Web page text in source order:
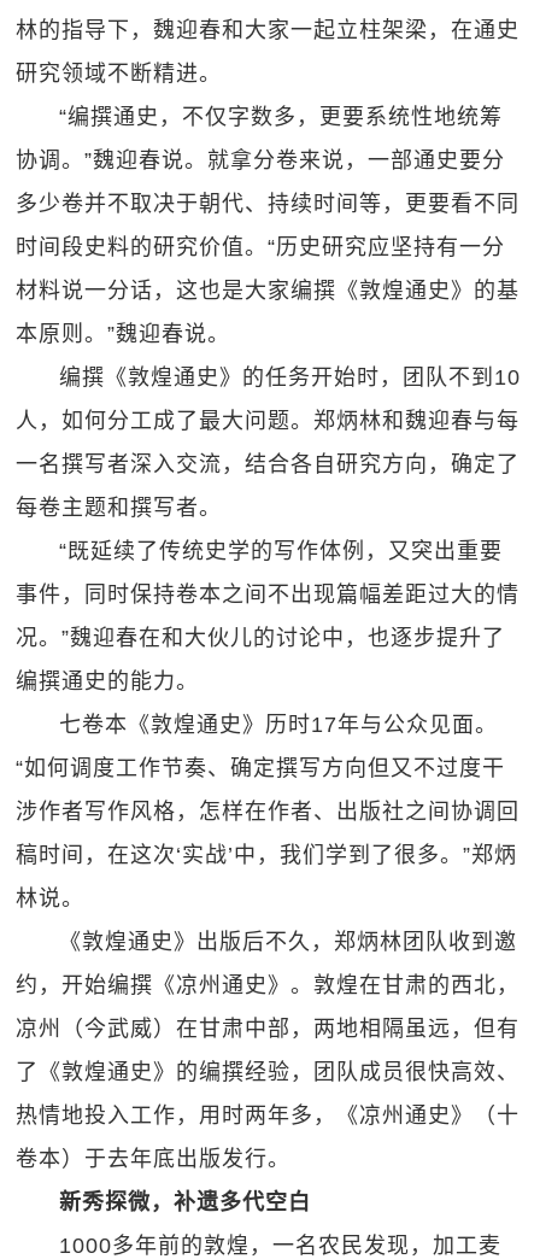
林的指导下，魏迎春和大家一起立柱架梁，在通史
研究领域不断精进。
“编撰通史，不仅字数多，更要系统性地统筹
协调。”魏迎春说。就拿分卷来说，一部通史要分
多少卷并不取决于朝代、持续时间等，更要看不同
时间段史料的研究价值。“历史研究应坚持有一分
材料说一分话，这也是大家编撰《敦煌通史》的基
本原则。”魏迎春说。
编撰《敦煌通史》的任务开始时，团队不到10
人，如何分工成了最大问题。郑炳林和魏迎春与每
一名撰写者深入交流，结合各自研究方向，确定了
每卷主题和撰写者。
“既延续了传统史学的写作体例，又突出重要
事件，同时保持卷本之间不出现篇幅差距过大的情
况。”魏迎春在和大伙儿的讨论中，也逐步提升了
编撰通史的能力。
七卷本《敦煌通史》历时17年与公众见面。
“如何调度工作节奏、确定撰写方向但又不过度干
涉作者写作风格，怎样在作者、出版社之间协调回
稿时间，在这次‘实战’中，我们学到了很多。”郑炳
林说。
《敦煌通史》出版后不久，郑炳林团队收到邀
约，开始编撰《凉州通史》。敦煌在甘肃的西北，
凉州（今武威）在甘肃中部，两地相隔虽远，但有
了《敦煌通史》的编撰经验，团队成员很快高效、
热情地投入工作，用时两年多，《凉州通史》（十
卷本）于去年底出版发行。
新秀探微，补遗多代空白
1000多年前的敦煌，一名农民发现，加工麦